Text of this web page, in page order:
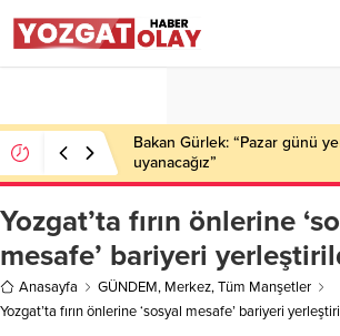
Bakan Gürlek: “Pazar günü
uyanacağız”
Yozgat’ta fırın önlerine
mesafe’ bariyeri
Anasayfa GÜNDEM, Merkez,Tüm Manşetler
Yozgat’ta fırın önlerine ‘sosyal mesafe’ bariyeri